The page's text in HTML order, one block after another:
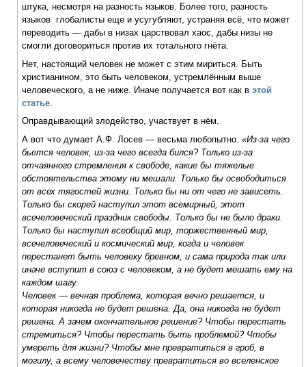
штука, несмотря на разность языков. Более того, разность
языков глобалисты еще и усугубляют, устраняя всё, что может
переводить — дабы в низах царствовал хаос, дабы низы не
смогли договориться против их тотального гнёта.
Нет, настоящий человек не может с этим мириться. Быть
христианином, это быть человеком, устремлённым выше
человеческого, а не ниже. Иначе получается вот как вэтой
статье
Оправдывающий злодейство, участвует в нём.
А вот что думает А.Ф. Лосев — весьма любопытно.«Из-за чего
бьется человек, из-за чего всегда бился? Только из-за
отчаянного стремления к свободе, какие бы тяжелые
обстоятельства этому ни мешали. Только бы освободиться
от всех тягостей жизни. Только бы ни от чего не зависеть.
Только бы скорей наступил этот всемирный, этот
всечеловеческий праздник свободы. Только бы не было драки.
Только бы наступил всеобщий мир, торжественный мир,
всечеловеческий и космический мир, когда и человек
перестанет быть человеку бревном, и сама природа так или
иначе вступит в союз с человеком, а не будет мешать ему на
каждом шагу.
Человек — вечная проблема, которая вечно решается, и
которая никогда не будет решена. Да, она никогда не будет
решена. А зачем окончательное решение? Чтобы перестать
стремиться? Чтобы перестать быть проблемой? Чтобы
умереть для жизни? Чтобы мне превратиться в гроб, в
могилу, а всему человечеству превратиться во вселенское